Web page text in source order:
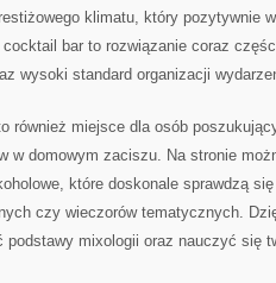
klimatu, który pozytywnie
bar to rozwiązanie coraz
wysoki standard organizacji
również miejsce dla osób
w domowym zaciszu. Na stronie
które doskonale sprawdzą
czy wieczorów tematycznych.
podstawy mixologii oraz nauczyć się